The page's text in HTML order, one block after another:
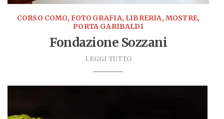
CORSO COMO, FOTOGRAFIA, LIBRERIA, MOSTRE,
PORTA GARIBALDI
Fondazione Sozzani
LEGGI TUTTO